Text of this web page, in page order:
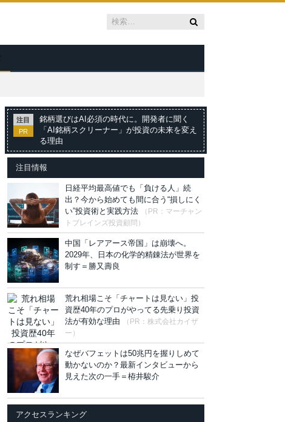
注目
PR
銘柄選びはAI必須の時代に。開発者に聞く
「AI銘柄スクリーナー」が投資の未来を変え
る理由
注目情報
日経平均最高値でも「負ける人」続
出？今から始めても間に合う“損しにく
い”投資術と実践方法
（PR：マーチャン
トブレインズ投資顧問）
中国「レアアース帝国」は崩壊へ。
2029年、日本の化学的精錬法が世界を
制す＝勝又壽良
荒れ相場こそ「チャートは見ない」投
資歴40年のプロがやってる先乗り投資
法が有効な理由
（PR：株式会社カイザ
ー）
なぜバフェットは50兆円を握りしめて
動かないのか？最新インタビューから
見えた次の一手＝栫井駿介
アクセスランキング